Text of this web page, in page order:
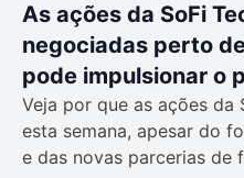
As ações da SoFi
negociadas perto
pode impulsionar o
Veja por que as ações da
esta semana, apesar do
e das novas parcerias de